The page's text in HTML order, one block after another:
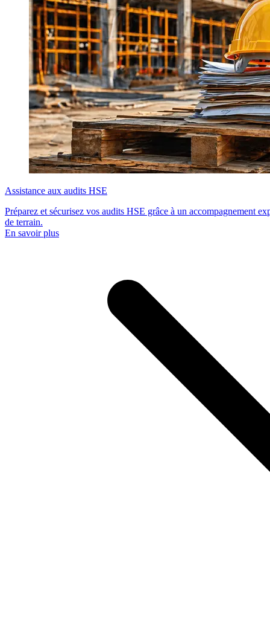
prévention et de protection prises, les équipements en zone et leurs
vérifications. Il doit être intégré dans le DUERP. C'est l'employeur
qui est responsable de son établissement, même s'il peut faire appel à
des experts externes pour sa réalisation.
Assistance aux audits HSE
Préparez et sécurisez vos audits HSE grâce à un accompagnement
de terrain.
En savoir plus